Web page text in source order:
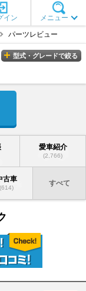
メニュー
イン
パーツレビュー
型式・グレードで絞る
愛車紹介
(2,766)
古車
(614)
すべて